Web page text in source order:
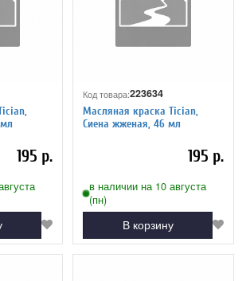
195 р.
Код товара:223634
Масляная краска Tician,
Сиена жженая, 46 мл
195 р.
в наличии на 10 августа
(пн)
В корзину